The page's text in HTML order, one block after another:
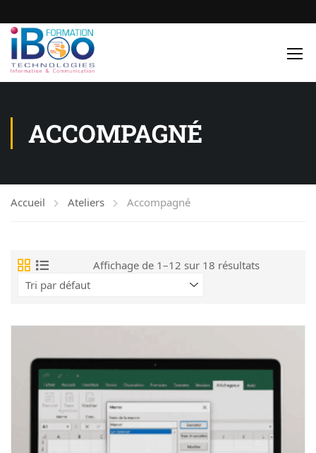
ACCOMPAGNÉ
Accueil Ateliers Accompagné
Affichage de 1–12 sur 18 résultats